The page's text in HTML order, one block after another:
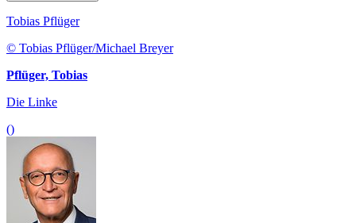
Tobias Pflüger
© Tobias Pflüger/Michael Breyer
Pflüger, Tobias
Die Linke
()